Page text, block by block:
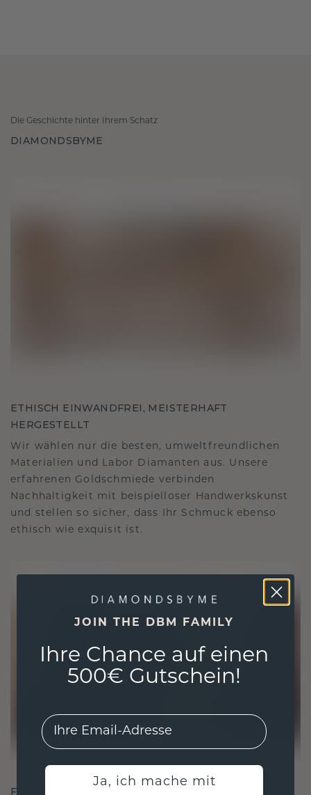
Die Geschichte hinter Ihrem Schatz
DIAMONDSBYME
ETHISCH EINWANDFREI, MEISTERHAFT
HERGESTELLT
Wir wählen nur die besten, umweltfreundlichen
Materialien und Labor Diamanten aus. Unsere
erfahrenen Goldschmiede verbinden
Nachhaltigkeit mit beispielloser Handwerkskunst
und stellen so sicher, dass Ihr Schmuck ebenso
ethisch wie exquisit ist.
FÜR VERBINDUNGEN GESCHAFFEN
JOIN THE DBM FAMILY
Ihre Chance auf einen
500€ Gutschein!
EMail
Ja, ich mache mit